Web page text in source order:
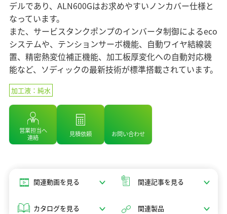
Global
統合レポート2025
組織図
営業・サービス拠点
生産拠点
グループネットワーク
ISO認証
受賞歴
開発理念
研究開発体制
デルであり、ALN600Gはお求めやすいノンカバー仕様と
なっています。
また、サービスタンクポンプのインバータ制御によるeco
システムや、テンションサーボ機能、自動ワイヤ結線装
置、精密熱変位補正機能、加工板厚変化への自動対応機
能など、ソディックの最新技術が標準搭載されています。
加工液：純水
営業担当へ
連絡
見積依頼 お問い合わせ
関連動画を見る 関連記事を見る
カタログを見る 関連製品